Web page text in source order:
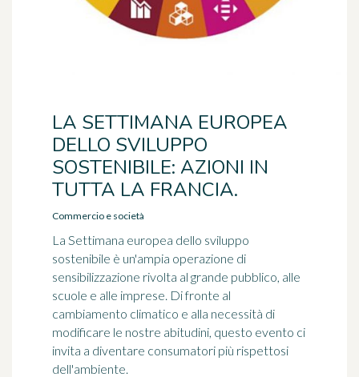
LA SETTIMANA EUROPEA
DELLO SVILUPPO
SOSTENIBILE: AZIONI IN
TUTTA LA FRANCIA.
Commercio e società
La Settimana europea dello sviluppo
sostenibile è un'ampia operazione di
sensibilizzazione rivolta al grande pubblico, alle
scuole e alle imprese. Di fronte al
cambiamento climatico e alla necessità di
modificare le nostre abitudini, questo evento ci
invita a diventare consumatori più rispettosi
dell'ambiente.